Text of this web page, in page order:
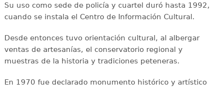
Su uso como sede de policía y cuartel duró hasta 1992,
cuando se instala el Centro de Información Cultural.
Desde entonces tuvo orientación cultural, al albergar
ventas de artesanías, el conservatorio regional y
muestras de la historia y tradiciones peteneras.
En 1970 fue declarado monumento histórico y artístico